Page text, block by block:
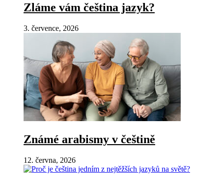
Zláme vám čeština jazyk?
3. července, 2026
Známé arabismy v češtině
12. června, 2026